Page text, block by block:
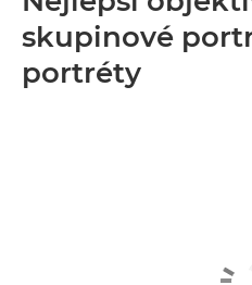
skupinové
portréty